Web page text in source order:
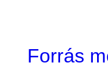
Forrás